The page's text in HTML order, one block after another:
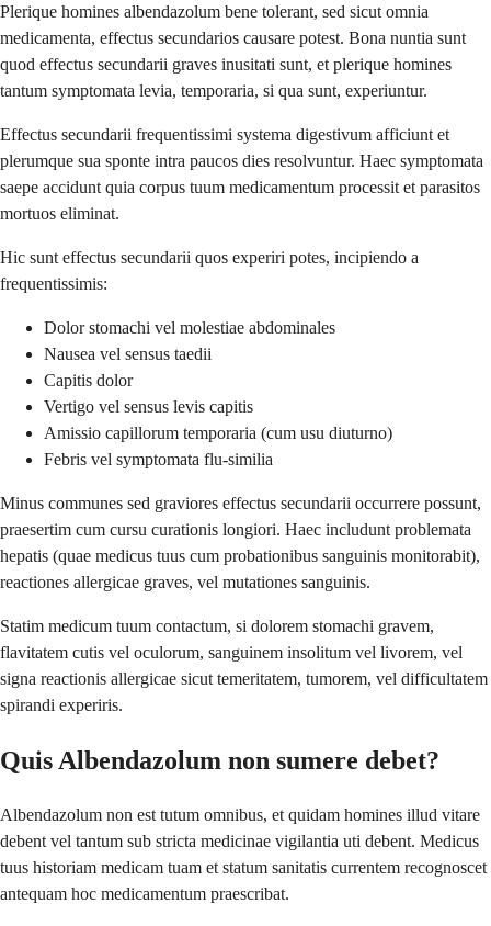
Plerique homines albendazolum bene tolerant, sed sicut omnia
medicamenta, effectus secundarios causare potest. Bona nuntia sunt
quod effectus secundarii graves inusitati sunt, et plerique homines
tantum symptomata levia, temporaria, si qua sunt, experiuntur.
Effectus secundarii frequentissimi systema digestivum afficiunt et
plerumque sua sponte intra paucos dies resolvuntur. Haec symptomata
saepe accidunt quia corpus tuum medicamentum processit et parasitos
mortuos eliminat.
Hic sunt effectus secundarii quos experiri potes, incipiendo a
frequentissimis:
Dolor stomachi vel molestiae abdominales
Nausea vel sensus taedii
Capitis dolor
Vertigo vel sensus levis capitis
Amissio capillorum temporaria (cum usu diuturno)
Febris vel symptomata flu-similia
Minus communes sed graviores effectus secundarii occurrere possunt,
praesertim cum cursu curationis longiori. Haec includunt problemata
hepatis (quae medicus tuus cum probationibus sanguinis monitorabit),
reactiones allergicae graves, vel mutationes sanguinis.
Statim medicum tuum contactum, si dolorem stomachi gravem,
flavitatem cutis vel oculorum, sanguinem insolitum vel livorem, vel
signa reactionis allergicae sicut temeritatem, tumorem, vel difficultatem
spirandi experiris.
Quis Albendazolum non sumere debet?
Albendazolum non est tutum omnibus, et quidam homines illud vitare
debent vel tantum sub stricta medicinae vigilantia uti debent. Medicus
tuus historiam medicam tuam et statum sanitatis currentem recognoscet
antequam hoc medicamentum praescribat.